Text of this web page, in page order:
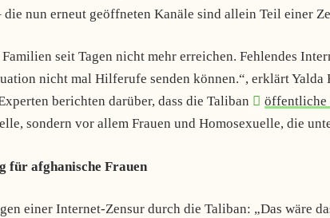
nun erneut geöffneten Kanäle sind allein Teil einer
seit Tagen nicht mehr erreichen. Fehlendes
nicht mal Hilferufe senden können.“, erklärt Yalda
berichten darüber, dass die Taliban öffentliche
sondern vor allem Frauen und Homosexuelle, die
für afghanische Frauen
einer Internet-Zensur durch die Taliban: „Das wäre